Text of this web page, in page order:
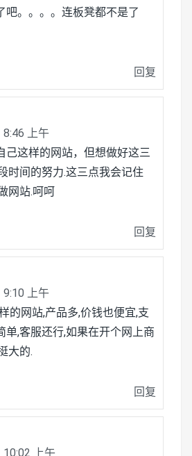
吧。。。。连板凳都不是了
回复
上午
己这样的网站，但想做好这三
时间的努力.这三点我会记住
网站.呵呵
回复
上午
的网站,产品多,价钱也便宜,支
单,客服还行,如果在开个网上商
大的.
回复
上午